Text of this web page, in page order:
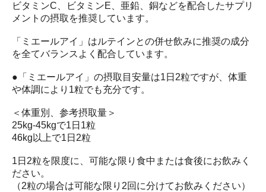
ビタミンC、ビタミンE、亜鉛、銅などを配合したサプリ
メントの摂取を推奨しています。
「ミエールアイ」はルテインとの併せ飲みに推奨の成分
を全てバランスよく配合しています。
●「ミエールアイ」の摂取目安量は1日2粒ですが、体重
や体調により1粒でも充分です。
＜体重別、参考摂取量＞
25kg-45kgで1日1粒
46kg以上で1日2粒
1日2粒を限度に、可能な限り食中または食後にお飲みく
ださい。
（2粒の場合は可能な限り2回に分けてお飲みください）